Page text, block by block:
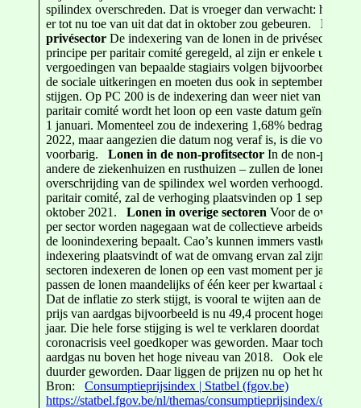
spilindex overschreden. Dat is vroeger dan verwacht: het
er tot nu toe van uit dat dat in oktober zou gebeuren. Lonen
privésector De indexering van de lonen in de privésector
principe per paritair comité geregeld, al zijn er enkele
vergoedingen van bepaalde stagiairs volgen bijvoorbeeld het
de sociale uitkeringen en moeten dus ook in september 2021
stijgen. Op PC 200 is de indexering dan weer niet van
paritair comité wordt het loon op een vaste datum
1 januari. Momenteel zou de indexering 1,68% bedragen op
2022, maar aangezien die datum nog veraf is, is die
voorbarig. Lonen in de non-profitsector In de non-
andere de ziekenhuizen en rusthuizen – zullen de lonen als
overschrijding van de spilindex wel worden verhoogd.
paritair comité, zal de verhoging plaatsvinden op 1
oktober 2021. Lonen in overige sectoren Voor de overige
per sector worden nagegaan wat de collectieve
de loonindexering bepaalt. Cao’s kunnen immers vastleggen
indexering plaatsvindt of wat de omvang ervan zal zijn.
sectoren indexeren de lonen op een vast moment per jaar,
passen de lonen maandelijks of één keer per kwartaal aan.
Dat de inflatie zo sterk stijgt, is vooral te wijten aan de
prijs van aardgas bijvoorbeeld is nu 49,4 procent hoger dan
jaar. Die hele forse stijging is wel te verklaren doordat
coronacrisis veel goedkoper was geworden. Maar toch staat
aardgas nu boven het hoge niveau van 2018. Ook
duurder geworden. Daar liggen de prijzen nu op het
Bron: Consumptieprijsindex | Statbel (fgov.be)
https://statbel.fgov.be/nl/themas/consumptieprijsindex/